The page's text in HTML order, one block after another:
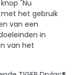
"Nu
met het gebruik
van een
in
van het